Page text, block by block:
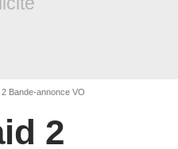
Bande-annonce VO
2